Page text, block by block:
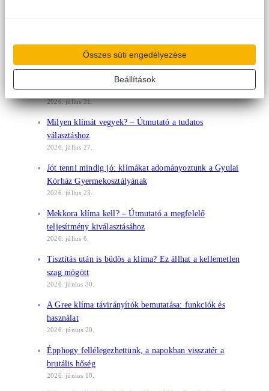
Összes süti engedélyezése
Beállítások
Hírek(201)
Kényelem kompromisszumok nélkül: a tudatos
klímahasználat új szemlélete
2026. július 31.
Milyen klímát vegyek? – Útmutató a tudatos
választáshoz
2026. július 27.
Jót tenni mindig jó: klímákat adományoztunk a Gyulai
Kórház Gyermekosztályának
2026. július 23.
Mekkora klíma kell? – Útmutató a megfelelő
teljesítmény kiválasztásához
2026. július 6.
Tisztítás után is büdös a klíma? Ez állhat a kellemetlen
szag mögött
2026. június 30.
A Gree klíma távirányítók bemutatása: funkciók és
használat
2026. június 20.
Épphogy fellélegezhettünk, a napokban visszatér a
brutális hőség
2026. június 18.